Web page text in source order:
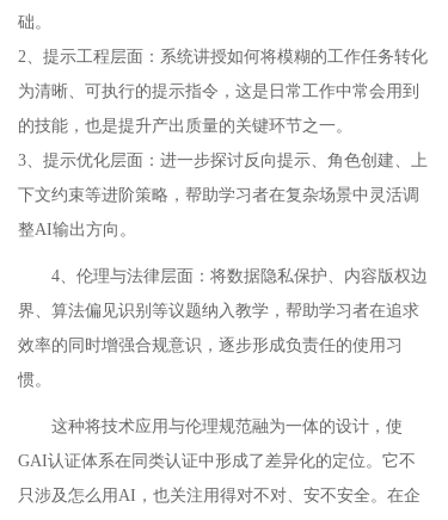
础。
2、提示工程层面：系统讲授如何将模糊的工作任务转化
为清晰、可执行的提示指令，这是日常工作中常会用到
的技能，也是提升产出质量的关键环节之一。
3、提示优化层面：进一步探讨反向提示、角色创建、上
下文约束等进阶策略，帮助学习者在复杂场景中灵活调
整AI输出方向。
4、伦理与法律层面：将数据隐私保护、内容版权边
界、算法偏见识别等议题纳入教学，帮助学习者在追求
效率的同时增强合规意识，逐步形成负责任的使用习
惯。
这种将技术应用与伦理规范融为一体的设计，使
GAI认证体系在同类认证中形成了差异化的定位。它不
只涉及怎么用AI，也关注用得对不对、安不安全。在企